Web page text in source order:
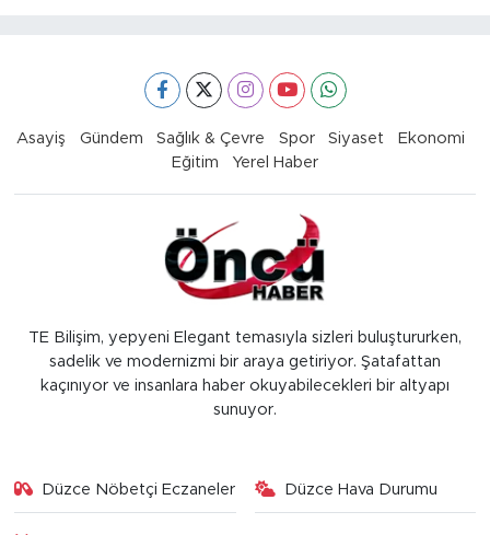
Asayiş Gündem Sağlık & Çevre Spor Siyaset
Ekonomi
Eğitim
Yerel Haber
TE Bilişim, yepyeni Elegant temasıyla sizleri buluştururken,
sadelik ve modernizmi bir araya getiriyor. Şatafattan
kaçınıyor ve insanlara haber okuyabilecekleri bir altyapı
sunuyor.
Düzce Nöbetçi Eczaneler Düzce Hava Durumu